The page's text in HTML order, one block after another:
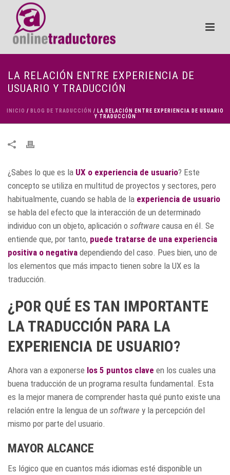
LA RELACIÓN ENTRE EXPERIENCIA DE
USUARIO Y TRADUCCIÓN
INICIO / BLOG DE TRADUCCIÓN / LA RELACIÓN ENTRE EXPERIENCIA DE USUARIO
Y TRADUCCIÓN
¿Sabes lo que es la UX o experiencia de usuario? Este
concepto se utiliza en multitud de proyectos y sectores, pero
habitualmente, cuando se habla de la experiencia de usuario
se habla del efecto que la interacción de un determinado
individuo con un objeto, aplicación o software causa en él. Se
entiende que, por tanto, puede tratarse de una experiencia
positiva o negativa dependiendo del caso. Pues bien, uno de
los elementos que más impacto tienen sobre la UX es la
traducción.
¿POR QUÉ ES TAN IMPORTANTE
LA TRADUCCIÓN PARA LA
EXPERIENCIA DE USUARIO?
Ahora van a exponerse los 5 puntos clave en los cuales una
buena traducción de un programa resulta fundamental. Esta
es la mejor manera de comprender hasta qué punto existe una
relación entre la lengua de un software y la percepción del
mismo por parte del usuario.
MAYOR ALCANCE
Es lógico que en cuantos más idiomas esté disponible un